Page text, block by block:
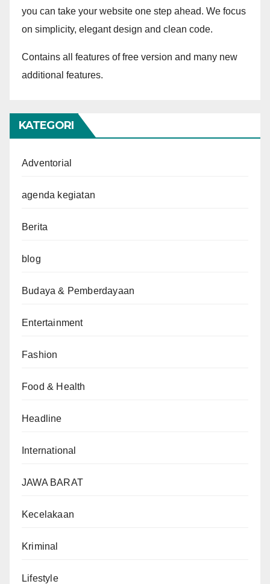
you can take your website one step ahead. We focus
on simplicity, elegant design and clean code.
Contains all features of free version and many new
additional features.
KATEGORI
Adventorial
agenda kegiatan
Berita
blog
Budaya & Pemberdayaan
Entertainment
Fashion
Food & Health
Headline
International
JAWA BARAT
Kecelakaan
Kriminal
Lifestyle